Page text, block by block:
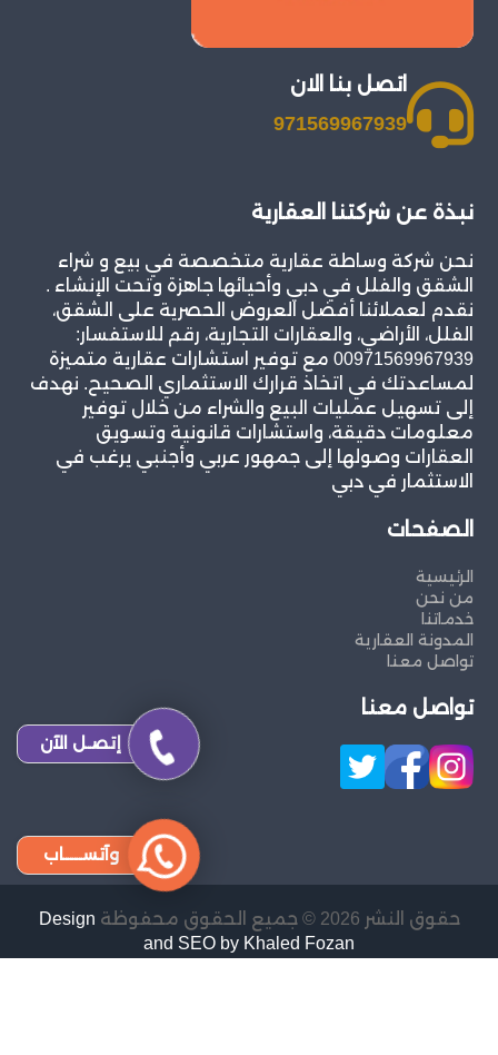
اتصل بنا الان
971569967939
نبذة عن شركتنا العقارية
نحن شركة وساطة عقارية متخصصة في بيع و شراء
الشقق والفلل في دبي وأحيائها جاهزة وتحت الإنشاء .
نقدم لعملائنا أفضل العروض الحصرية على الشقق،
الفلل، الأراضي، والعقارات التجارية، رقم للاستفسار:
00971569967939 مع توفير استشارات عقارية متميزة
لمساعدتك في اتخاذ قرارك الاستثماري الصحيح. نهدف
إلى تسهيل عمليات البيع والشراء من خلال توفير
معلومات دقيقة، واستشارات قانونية وتسويق
العقارات وصولها إلى جمهور عربي وأجنبي يرغب في
الاستثمار في دبي
الصفحات
الرئيسية
من نحن
خدماتنا
المدونة العقارية
تواصل معنا
تواصل معنا
حقوق النشر 2026 © جميع الحقوق محفوظة
Design
and SEO by Khaled Fozan
إتصـل الآن
وآتســــاب